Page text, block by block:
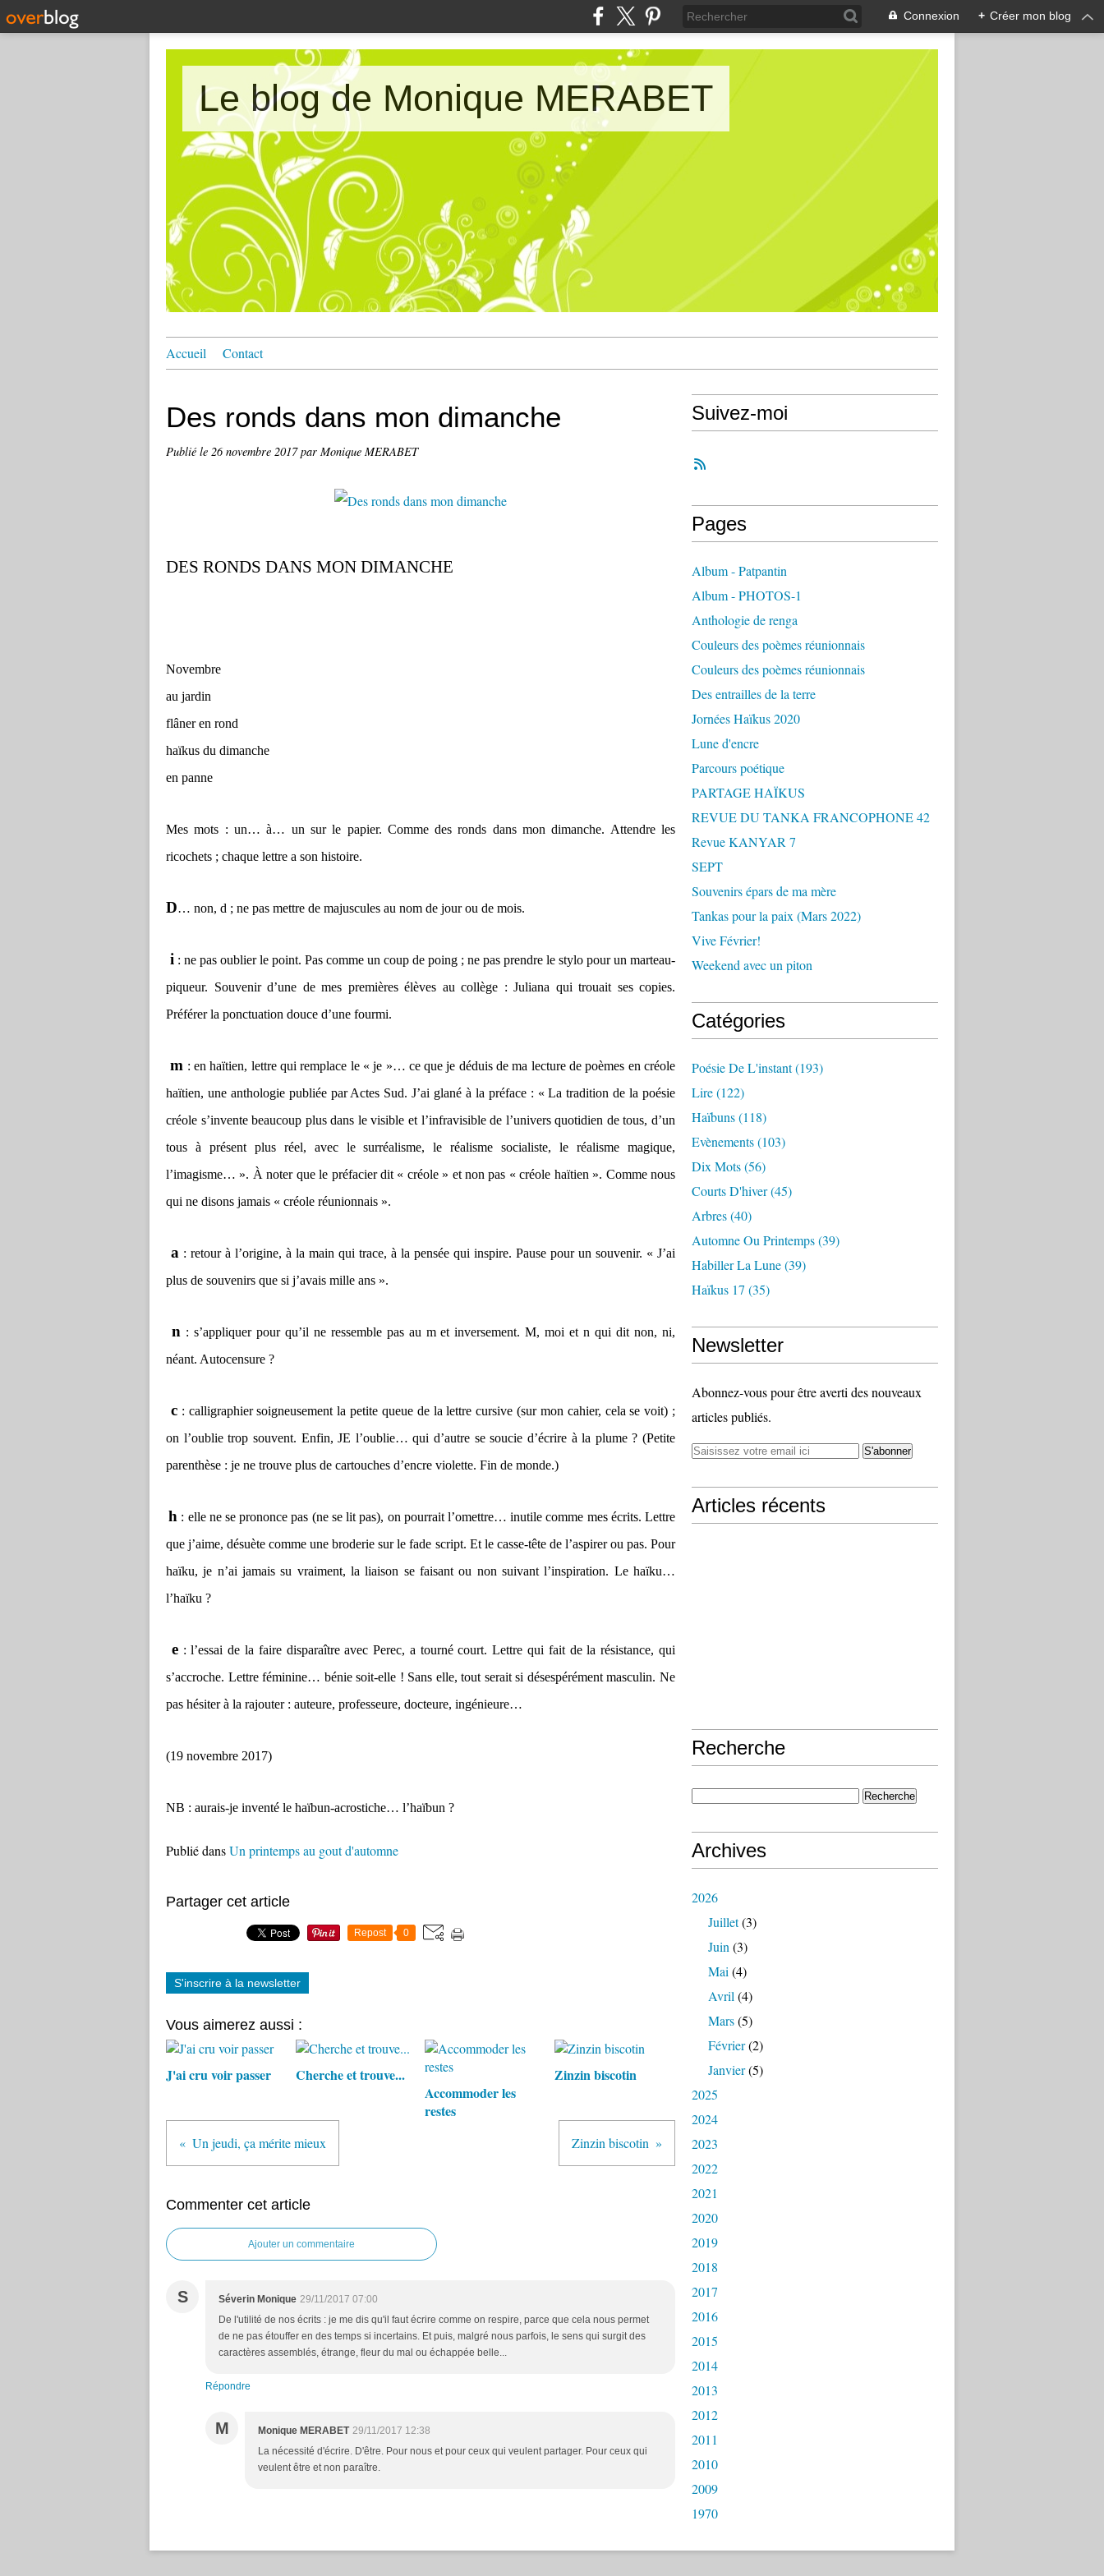
Connexion + Créer mon blog
Le blog de Monique MERABET
Accueil Contact
Des ronds dans mon dimanche
Publié le 26 novembre 2017par Monique MERABET
DES RONDS DANS MON DIMANCHE
Novembre
au jardin
flâner en rond
haïkus du dimanche
en panne
Mes mots : un… à… un sur le papier. Comme des ronds dans mon dimanche. Attendre les
ricochets ; chaque lettre a son histoire.
D… non, d ; ne pas mettre de majuscules au nom de jour ou de mois.
i : ne pas oublier le point. Pas comme un coup de poing ; ne pas prendre le stylo pour un marteau-
piqueur. Souvenir d’une de mes premières élèves au collège : Juliana qui trouait ses copies.
Préférer la ponctuation douce d’une fourmi.
m : en haïtien, lettre qui remplace le « je »… ce que je déduis de ma lecture de poèmes en créole
haïtien, une anthologie publiée par Actes Sud. J’ai glané à la préface : « La tradition de la poésie
créole s’invente beaucoup plus dans le visible et l’infravisible de l’univers quotidien de tous, d’un
tous à présent plus réel, avec le surréalisme, le réalisme socialiste, le réalisme magique,
l’imagisme… ». À noter que le préfacier dit « créole » et non pas « créole haïtien ». Comme nous
qui ne disons jamais « créole réunionnais ».
a : retour à l’origine, à la main qui trace, à la pensée qui inspire. Pause pour un souvenir. « J’ai
plus de souvenirs que si j’avais mille ans ».
n : s’appliquer pour qu’il ne ressemble pas au m et inversement. M, moi et n qui dit non, ni,
néant. Autocensure ?
c: calligraphier soigneusement la petite queue de la lettre cursive (sur mon cahier, cela se voit) ;
on l’oublie trop souvent. Enfin, JE l’oublie… qui d’autre se soucie d’écrire à la plume ? (Petite
parenthèse : je ne trouve plus de cartouches d’encre violette. Fin de monde.)
h : elle ne se prononce pas (ne se lit pas), on pourrait l’omettre… inutile comme mes écrits. Lettre
que j’aime, désuète comme une broderie sur le fade script. Et le casse-tête de l’aspirer ou pas. Pour
haïku, je n’ai jamais su vraiment, la liaison se faisant ou non suivant l’inspiration. Le haïku…
l’haïku ?
e: l’essai de la faire disparaître avec Perec, a tourné court. Lettre qui fait de la résistance, qui
s’accroche. Lettre féminine… bénie soit-elle ! Sans elle, tout serait si désespérément masculin. Ne
pas hésiter à la rajouter : auteure, professeure, docteure, ingénieure…
(19 novembre 2017)
NB : aurais-je inventé le haïbun-acrostiche… l’haïbun ?
Publié dansUn printemps au gout d'automne
Partager cet article
Repost 0
S'inscrire à la newsletter
Vous aimerez aussi :
J'ai cru voir passer
Cherche et trouve...
Accommoder les
restes
Zinzin biscotin
Un jeudi, ça mérite mieux Zinzin biscotin
Commenter cet article
Ajouter un commentaire
S Séverin Monique 29/11/2017 07:00
De l'utilité de nos écrits : je me dis qu'il faut écrire comme on respire, parce que cela nous permet
de ne pas étouffer en des temps si incertains. Et puis, malgré nous parfois, le sens qui surgit des
caractères assemblés, étrange, fleur du mal ou échappée belle...
Répondre
M Monique MERABET 29/11/2017 12:38
La nécessité d'écrire. D'être. Pour nous et pour ceux qui veulent partager. Pour ceux qui
veulent être et non paraître.
Suivez-moi
Pages
Album - Patpantin
Album - PHOTOS-1
Anthologie de renga
Couleurs des poèmes réunionnais
Couleurs des poèmes réunionnais
Des entrailles de la terre
Jornées Haïkus 2020
Lune d'encre
Parcours poétique
PARTAGE HAÏKUS
REVUE DU TANKA FRANCOPHONE 42
Revue KANYAR 7
SEPT
Souvenirs épars de ma mère
Tankas pour la paix (Mars 2022)
Vive Février!
Weekend avec un piton
Catégories
Poésie De L'instant(193)
Lire(122)
Haïbuns(118)
Evènements(103)
Dix Mots(56)
Courts D'hiver(45)
Arbres(40)
Automne Ou Printemps(39)
Habiller La Lune(39)
Haïkus 17 (35)
Newsletter
Abonnez-vous pour être averti des nouveaux
articles publiés.
Articles récents
Recherche
Archives
2026
Juillet(3)
Juin (3)
Mai (4)
Avril (4)
Mars(5)
Février(2)
Janvier(5)
2025
2024
2023
2022
2021
2020
2019
2018
2017
2016
2015
2014
2013
2012
2011
2010
2009
1970